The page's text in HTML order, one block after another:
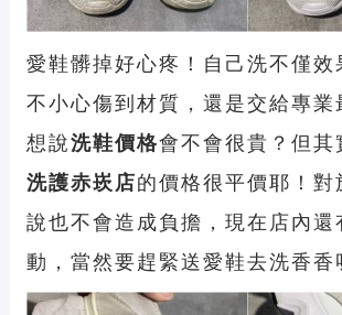
愛鞋髒掉好心疼！自己洗不僅效
不小心傷到材質，還是交給專業
想說洗鞋價格會不會很貴？但其
洗護赤崁店的價格很平價耶！對
說也不會造成負擔，現在店內還
動，當然要趕緊送愛鞋去洗香香